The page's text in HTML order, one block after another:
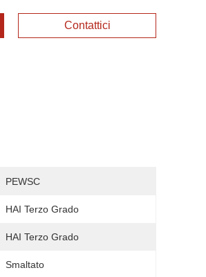
Contattici
PEWSC
HAI Terzo Grado
HAI Terzo Grado
Smaltato